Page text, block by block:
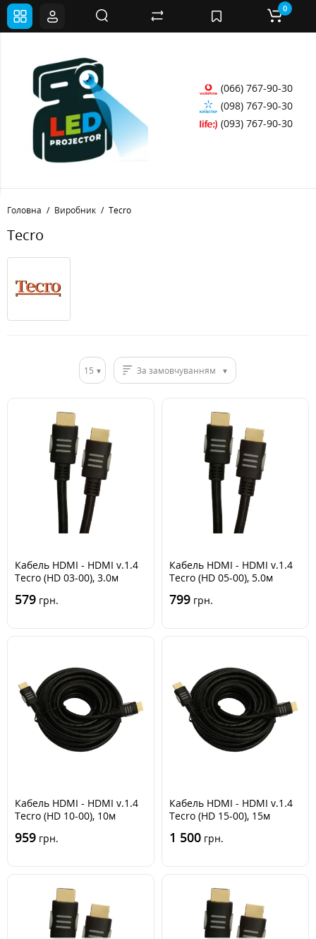
(066) 767-90-30
(098) 767-90-30
(093) 767-90-30
0
Головна Виробник Tecro
Tecro
15 За замовчуванням
Кабель HDMI - HDMI v.1.4
Tecro (HD 03-00), 3.0м
579 грн.
Кабель HDMI - HDMI v.1.4
Tecro (HD 05-00), 5.0м
799 грн.
Кабель HDMI - HDMI v.1.4
Tecro (HD 10-00), 10м
959 грн.
Кабель HDMI - HDMI v.1.4
Tecro (HD 15-00), 15м
1 500 грн.